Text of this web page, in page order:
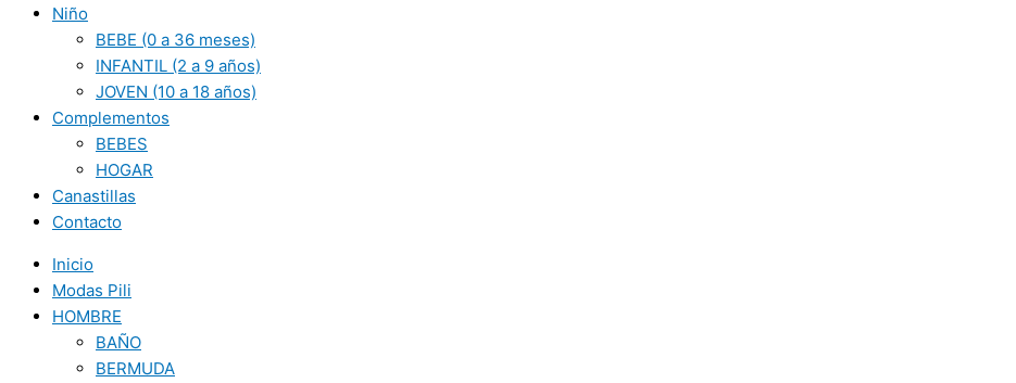
Niño
BEBE (0 a 36 meses)
INFANTIL (2 a 9 años)
JOVEN (10 a 18 años)
Complementos
BEBES
HOGAR
Canastillas
Contacto
Inicio
Modas Pili
HOMBRE
BAÑO
BERMUDA